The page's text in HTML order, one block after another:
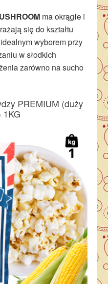
ma okrągłe i
się do kształtu
wyborem przy
w słodkich
zarówno na sucho
PREMIUM (duży
1KG